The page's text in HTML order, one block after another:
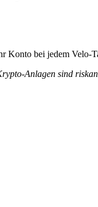
Konto bei jedem Velo-
Anlagen sind